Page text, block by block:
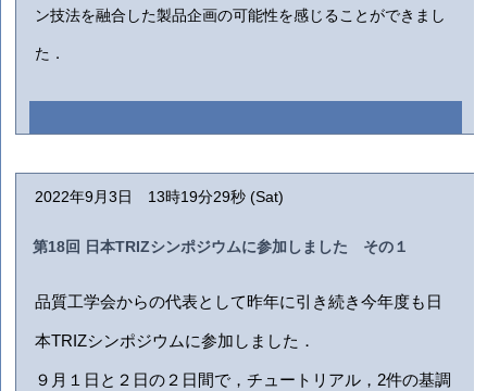
ン技法を融合した製品企画の可能性を感じることができまし
た．
2022年9月3日 13時19分29秒 (Sat)
第18回 日本TRIZシンポジウムに参加しました その１
品質工学会からの代表として昨年に引き続き今年度も日
本TRIZシンポジウムに参加しました．
９月１日と２日の２日間で，チュートリアル，2件の基調